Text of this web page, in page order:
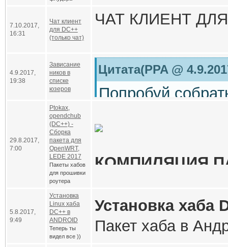
7.10.2017,
16:31
Чат клиент
для DC++
(только чат)
ЧАТ КЛИЕНТ ДЛЯ
4.9.2017,
19:38
Зависание
ников в
списке
юзеров
Цитата(PPA @
Попробуй
одним ником и
то предыдущая
Да. Спасибо
29.8.2017,
7:00
Ptokax,
opendchub
(DC++) -
Сборка
пакета для
OpenWRT,
LEDE 2017
Пакеты хабов
для прошивки
роутера
КОМПИЛЯЦИЯ
5.8.2017,
9:49
Установка
Linux хаба
DC++ в
ANDROID
Теперь ты
видел все ))
Установка хаба
Пакет хаба в